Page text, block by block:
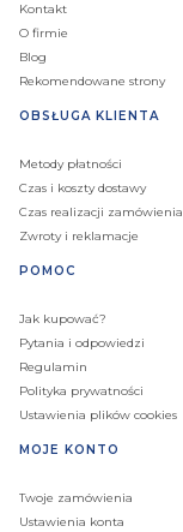
Kontakt
O firmie
Blog
Rekomendowane strony
OBSŁUGA KLIENTA
Metody płatności
Czas i koszty dostawy
Czas realizacji zamówienia
Zwroty i reklamacje
POMOC
Jak kupować?
Pytania i odpowiedzi
Regulamin
Polityka prywatności
Ustawienia plików cookies
MOJE KONTO
Twoje zamówienia
Ustawienia konta